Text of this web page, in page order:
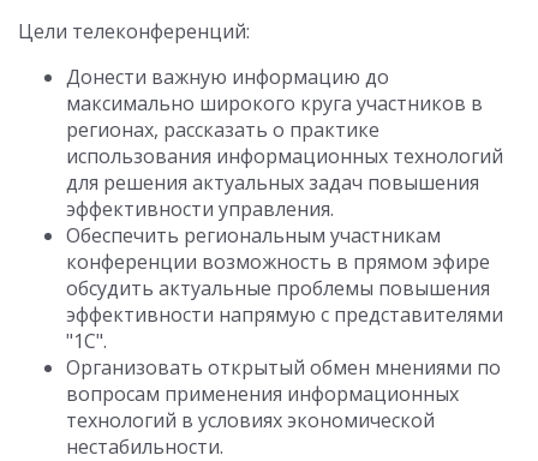
Цели телеконференций:
Донести важную информацию до
максимально широкого круга участников в
регионах, рассказать о практике
использования информационных технологий
для решения актуальных задач повышения
эффективности управления.
Обеспечить региональным участникам
конференции возможность в прямом эфире
обсудить актуальные проблемы повышения
эффективности напрямую с представителями
"1С".
Организовать открытый обмен мнениями по
вопросам применения информационных
технологий в условиях экономической
нестабильности.